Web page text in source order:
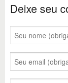
Deixe seu